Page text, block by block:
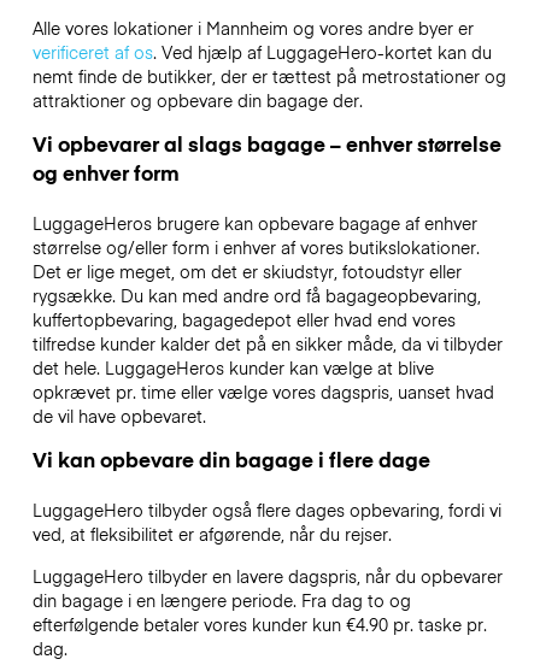
Alle vores lokationer i Mannheim og vores andre byer er
verificeret af os. Ved hjælp af LuggageHero-kortet kan du
nemt finde de butikker, der er tættest på metrostationer og
attraktioner og opbevare din bagage der.
Vi opbevarer al slags bagage – enhver størrelse
og enhver form
LuggageHeros brugere kan opbevare bagage af enhver
størrelse og/eller form i enhver af vores butikslokationer.
Det er lige meget, om det er skiudstyr, fotoudstyr eller
rygsække. Du kan med andre ord få bagageopbevaring,
kuffertopbevaring, bagagedepot eller hvad end vores
tilfredse kunder kalder det på en sikker måde, da vi tilbyder
det hele. LuggageHeros kunder kan vælge at blive
opkrævet pr. time eller vælge vores dagspris, uanset hvad
de vil have opbevaret.
Vi kan opbevare din bagage i flere dage
LuggageHero tilbyder også flere dages opbevaring, fordi vi
ved, at fleksibilitet er afgørende, når du rejser.
LuggageHero tilbyder en lavere dagspris, når du opbevarer
din bagage i en længere periode. Fra dag to og
efterfølgende betaler vores kunder kun €4.90 pr. taske pr.
dag.